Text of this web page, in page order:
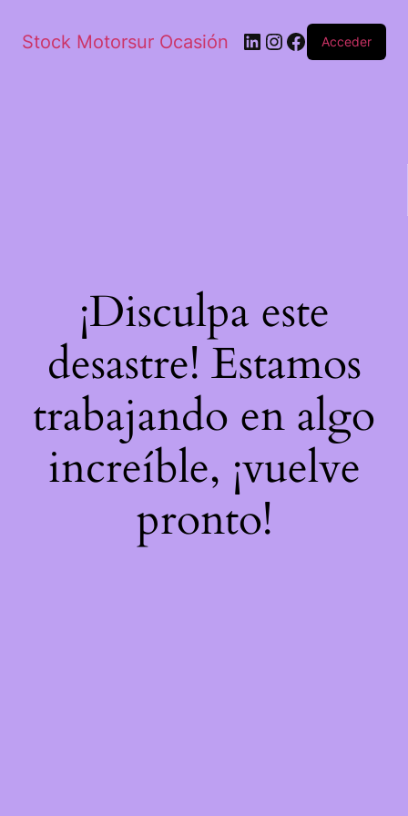
Stock Motorsur Ocasión Acceder
¡Disculpa este
desastre! Estamos
trabajando en algo
increíble, ¡vuelve
pronto!